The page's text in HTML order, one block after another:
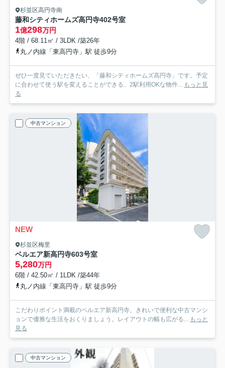
杉並区高円寺南
藤和シティホームズ高円寺402号室
1億298万円
4階 / 68.11㎡ / 3LDK /築26年
丸ノ内線「東高円寺」駅 徒歩9分
ぜひ一度見ていただきたい、「藤和シティホームズ高円寺」です。予定
に合わせて使う駅を変えることができる、2駅利用OKな物件... もっと見
る
中古マンション
NEW
杉並区梅里
ベルエア新高円寺603号室
5,280万円
6階 / 42.50㎡ / 1LDK /築44年
丸ノ内線「東高円寺」駅 徒歩9分
こだわりポイント満載のベルエア新高円寺。きれいで便利な中古マンシ
ョンで優雅な生活をおくりましょう。レイアウトの幅も広がる... もっと
見る
中古マンション